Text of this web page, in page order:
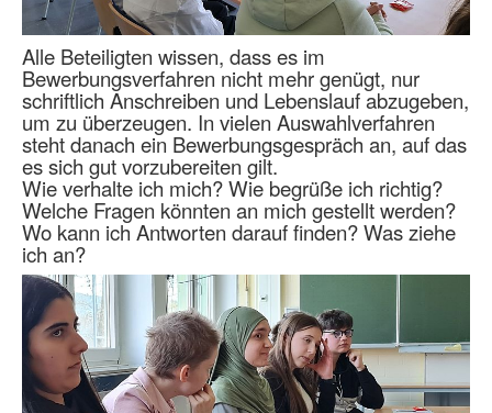
Alle Beteiligten wissen, dass es im
Bewerbungsverfahren nicht mehr genügt, nur
schriftlich Anschreiben und Lebenslauf abzugeben,
um zu überzeugen. In vielen Auswahlverfahren
steht danach ein Bewerbungsgespräch an, auf das
es sich gut vorzubereiten gilt.
Wie verhalte ich mich? Wie begrüße ich richtig?
Welche Fragen könnten an mich gestellt werden?
Wo kann ich Antworten darauf finden? Was ziehe
ich an?